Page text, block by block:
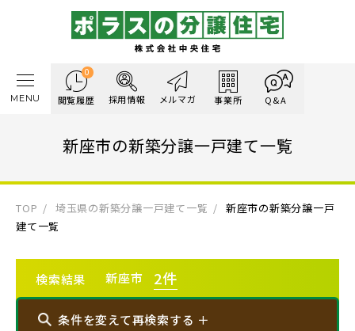
0
閲覧履歴 採用情報 メルマガ 事業所 Q&A
MENU
新座市の新築分譲一戸建て一覧
TOP 埼玉県の新築分譲一戸建て一覧
新座市の新築分譲一戸
建て一覧
検索結果 新座市 2件
条件を変えて再検索する ＋